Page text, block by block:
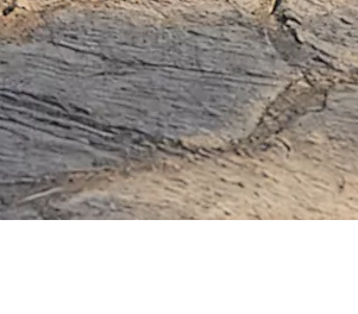
Empresas
Encontre a solução ideal